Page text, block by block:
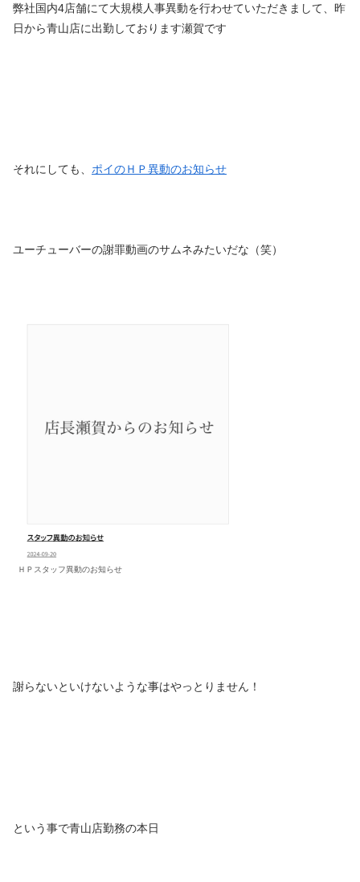
弊社国内4店舗にて大規模人事異動を行わせていただきまして、昨
日から青山店に出勤しております瀬賀です
それにしても、 ポイのＨＰ異動のお知らせ
ユーチューバーの謝罪動画のサムネみたいだな（笑）
ＨＰスタッフ異動のお知らせ
謝らないといけないような事はやっとりません！
という事で青山店勤務の本日